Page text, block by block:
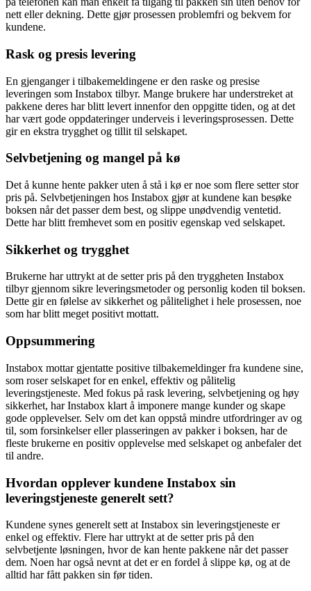
nett eller dekning. Dette gjør prosessen problemfri og bekvem for
kundene.
Rask og presis levering
En gjenganger i tilbakemeldingene er den raske og presise
leveringen som Instabox tilbyr. Mange brukere har understreket at
pakkene deres har blitt levert innenfor den oppgitte tiden, og at det
har vært gode oppdateringer underveis i leveringsprosessen. Dette
gir en ekstra trygghet og tillit til selskapet.
Selvbetjening og mangel på kø
Det å kunne hente pakker uten å stå i kø er noe som flere setter stor
pris på. Selvbetjeningen hos Instabox gjør at kundene kan besøke
boksen når det passer dem best, og slippe unødvendig ventetid.
Dette har blitt fremhevet som en positiv egenskap ved selskapet.
Sikkerhet og trygghet
Brukerne har uttrykt at de setter pris på den tryggheten Instabox
tilbyr gjennom sikre leveringsmetoder og personlig koden til boksen.
Dette gir en følelse av sikkerhet og pålitelighet i hele prosessen, noe
som har blitt meget positivt mottatt.
Oppsummering
Instabox mottar gjentatte positive tilbakemeldinger fra kundene sine,
som roser selskapet for en enkel, effektiv og pålitelig
leveringstjeneste. Med fokus på rask levering, selvbetjening og høy
sikkerhet, har Instabox klart å imponere mange kunder og skape
gode opplevelser. Selv om det kan oppstå mindre utfordringer av og
til, som forsinkelser eller plasseringen av pakker i boksen, har de
fleste brukerne en positiv opplevelse med selskapet og anbefaler det
til andre.
Hvordan opplever kundene Instabox sin
leveringstjeneste generelt sett?
Kundene synes generelt sett at Instabox sin leveringstjeneste er
enkel og effektiv. Flere har uttrykt at de setter pris på den
selvbetjente løsningen, hvor de kan hente pakkene når det passer
dem. Noen har også nevnt at det er en fordel å slippe kø, og at de
alltid har fått pakken sin før tiden.